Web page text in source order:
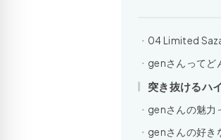
04 Limited
genさんってど
突き抜けるハ
genさんの魅力
genさんの好き